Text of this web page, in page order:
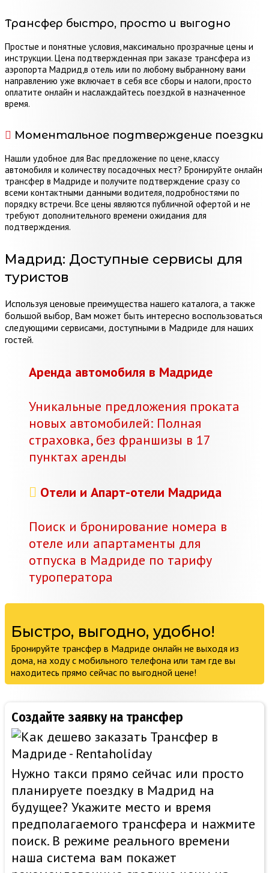
Трансфер быстро, просто и выгодно
Простые и понятные условия, максимально прозрачные цены и
инструкции. Цена подтвержденная при заказе трансфера из
аэропорта Мадрид,в отель или по любому выбранному вами
направлению уже включает в себя все сборы и налоги, просто
оплатите онлайн и наслаждайтесь поездкой в назначенное
время.
Моментальное подтверждение поездки
Нашли удобное для Вас предложение по цене, классу
автомобиля и количеству посадочных мест? Бронируйте онлайн
трансфер в Мадриде и получите подтверждение сразу со
всеми контактными данными водителя, подробностями по
порядку встречи. Все цены являются публичной офертой и не
требуют дополнительного времени ожидания для
подтверждения.
Мадрид: Доступные сервисы для
туристов
Используя ценовые преимущества нашего каталога, а также
большой выбор, Вам может быть интересно воспользоваться
следующими сервисами, доступными в Мадриде для наших
гостей.
Аренда автомобиля в Мадриде
Уникальные предложения проката
новых автомобилей: Полная
страховка, без франшизы в 17
пунктах аренды
Отели и Апарт-отели Мадрида
Поиск и бронирование номера в
отеле или апартаменты для
отпуска в Мадриде по тарифу
туроператора
Быстро, выгодно, удобно!
Бронируйте трансфер в Мадриде онлайн не выходя из
дома, на ходу с мобильного телефона или там где вы
находитесь прямо сейчас по выгодной цене!
Создайте заявку на трансфер
Нужно такси прямо сейчас или просто
планируете поездку в Мадрид на
будущее? Укажите место и время
предполагаемого трансфера и нажмите
поиск. В режиме реального времени
наша система вам покажет